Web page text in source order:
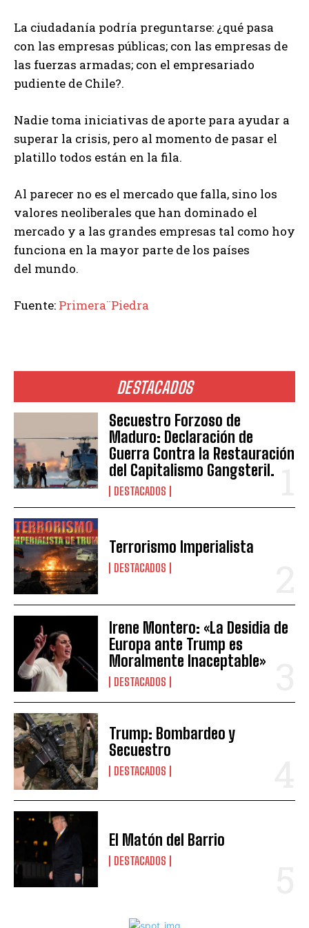
DESTACADOS
Secuestro Forzoso de
Maduro: Declaración de
Guerra Contra la Restauración
del Capitalismo Gangsteril.
DESTACADOS
Terrorismo Imperialista
DESTACADOS
Irene Montero: «La Desidia de
Europa ante Trump es
Moralmente Inaceptable»
DESTACADOS
Trump: Bombardeo y
Secuestro
DESTACADOS
El Matón del Barrio
DESTACADOS
La ciudadanía podría preguntarse: ¿qué pasa
con las empresas públicas; con las empresas de
las fuerzas armadas; con el empresariado
pudiente de Chile?.
Nadie toma iniciativas de aporte para ayudar a
superar la crisis, pero al momento de pasar el
platillo todos están en la fila.
Al parecer no es el mercado que falla, sino los
valores neoliberales que han dominado el
mercado y a las grandes empresas tal como hoy
funciona en la mayor parte de los países
del mundo.
Fuente: Primera¨Piedra